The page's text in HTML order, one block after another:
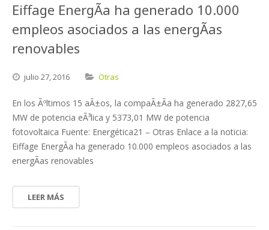
Eiffage EnergÃ­a ha generado 10.000
empleos asociados a las energÃ­as
renovables
julio 27,2016 Otras
En los Ãºltimos 15 aÃ±os, la compaÃ±Ã­a ha generado 2827,65
MW de potencia eÃ³lica y 5373,01 MW de potencia
fotovoltaica Fuente: Energética21 – Otras Enlace a la noticia:
Eiffage EnergÃ­a ha generado 10.000 empleos asociados a las
energÃ­as renovables
LEER MÁS